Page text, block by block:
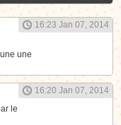
16:23 Jan 07, 2014
une
16:20 Jan 07, 2014
le